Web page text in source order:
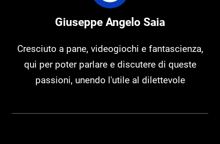
Giuseppe Angelo Saia
Cresciuto a pane, videogiochi e fantascienza,
qui per poter parlare e discutere di queste
passioni, unendo l'utile al dilettevole